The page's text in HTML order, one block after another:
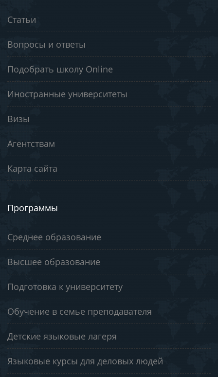
Статьи
Вопросы и ответы
Подобрать школу Online
Иностранные университеты
Визы
Агентствам
Карта сайта
Программы
Среднее образование
Высшее образование
Подготовка к университету
Обучение в семье преподавателя
Детские языковые лагеря
Языковые курсы для деловых людей